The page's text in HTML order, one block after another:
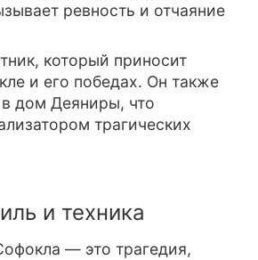
ревность и отчаяние
который приносит
и его победах. Он также
дом Деяниры, что
трагических
и техника
— это трагедия,